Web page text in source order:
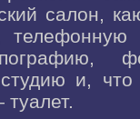
салон,
телефонную
и,